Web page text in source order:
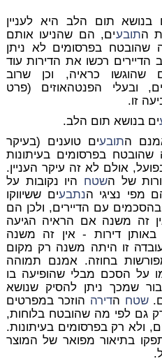
בנושא תום הלב היא לעניין
התובעים, הם שהניעו אותם
שהובטח בפרסומים לא ניתן
הדיירים רכשו את הדירות עוד
שהוגשו כראיה, וכן שרוב
ובעלי הפנטהאוזים (פרט
זו.
ים בנושא תום הלב.
התובעים טוענים (בעיקר
בפרסומים בעיתונות
אולם לא זה עיקר העניין.
של השטח היו נקובות על
מפי נציגי הנתבעים ששיווקו
בהסכמים עם הדיירים, ולכן הם
זה משנה אם הראיה הגיעה
דירות - אין זה משנה
זו היתה משנה רק מקום
בחוזה. אמנם תמוהה
על הסכם מבלי שהופיעה בו
שמכך ניתן להסיק שנושא
שטח הדירה הוזכר במפרטים
גם לפי מה שהובטח בלוחות,
ולא רק בפרסומים בעיתונות.
בתיאור מפואר של המוצר